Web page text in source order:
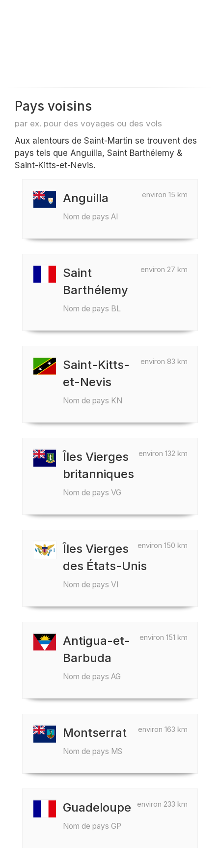
Pays voisins
par ex. pour des voyages ou des vols
Aux alentours de Saint-Martin se trouvent des
pays tels que Anguilla, Saint Barthélemy &
Saint-Kitts-et-Nevis.
environ 15 km
Anguilla
Nom de pays AI
environ 27 km
Saint
Barthélemy
Nom de pays BL
environ 83 km
Saint-Kitts-
et-Nevis
Nom de pays KN
environ 132 km
Îles Vierges
britanniques
Nom de pays VG
environ 150 km
Îles Vierges
des États-Unis
Nom de pays VI
environ 151 km
Antigua-et-
Barbuda
Nom de pays AG
environ 163 km
Montserrat
Nom de pays MS
environ 233 km
Guadeloupe
Nom de pays GP